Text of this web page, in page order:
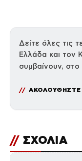
Δείτε όλες τις
Ελλάδα και τον
συμβαίνουν, στο
ΑΚΟΛΟΥΘΗΣΤΕ
// ΣΧΟΛΙΑ